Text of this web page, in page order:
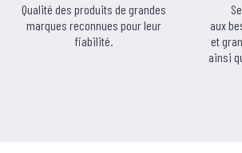
Qualité des produits de grandes
marques reconnues pour leur
fiabilité.
aux
et
ainsi